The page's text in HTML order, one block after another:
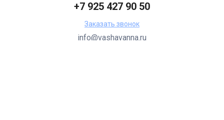
+7 925 427 90 50
Заказать звонок
info@vashavanna.ru